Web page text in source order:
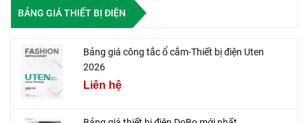
BẢNG GIÁ THIẾT BỊ ĐIỆN
Bảng giá công tắc ổ cắm-Thiết bị điện Uten
2026
Liên hệ